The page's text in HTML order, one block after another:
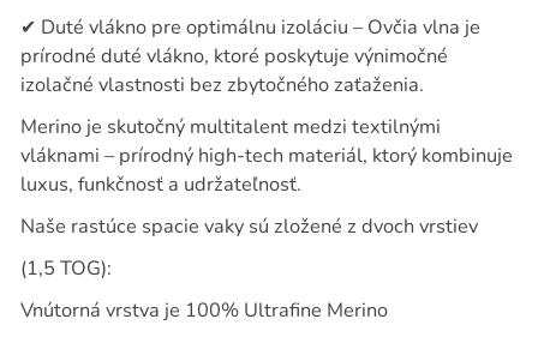
✔ Duté vlákno pre optimálnu izoláciu – Ovčia vlna je
prírodné duté vlákno, ktoré poskytuje výnimočné
izolačné vlastnosti bez zbytočného zaťaženia.
Merino je skutočný multitalent medzi textilnými
vláknami – prírodný high-tech materiál, ktorý kombinuje
luxus, funkčnosť a udržateľnosť.
Naše rastúce spacie vaky sú zložené z dvoch vrstiev
(1,5 TOG):
Vnútorná vrstva je 100% Ultrafine Merino